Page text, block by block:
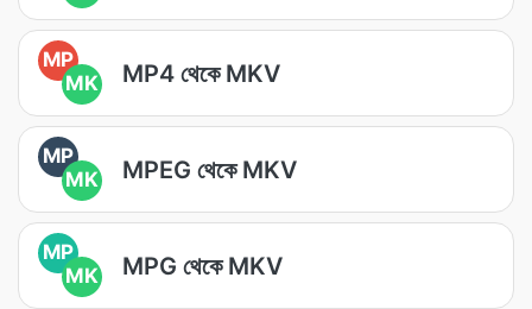
MP
MK
MP4 থেকে MKV
MP
MK
MPEG থেকে MKV
MP
MK
MPG থেকে MKV